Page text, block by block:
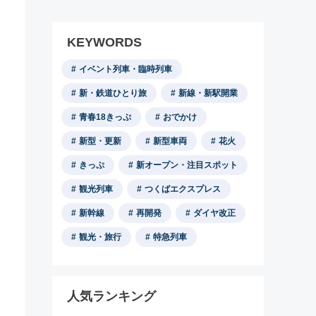
KEYWORDS
イベント列車・臨時列車
新・鉄道ひとり旅 新線・新駅開業
青春18きっぷ おでかけ
新型・更新 新型車両 花火
きっぷ 新オープン・注目スポット
観光列車 つくばエクスプレス
新幹線 再開発 ダイヤ改正
観光・旅行 特急列車
人気ランキング